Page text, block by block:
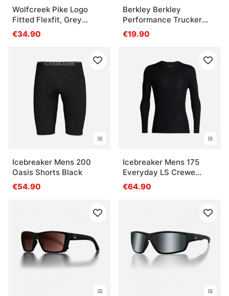
Wolfcreek Pike Logo
Fitted Flexfit, Grey
Heater
€34.90
Berkley Berkley
Performance Trucker
Cap - Charcoal/Black
€19.90
Icebreaker Mens 200
Oasis Shorts Black
€54.90
Icebreaker Mens 175
Everyday LS Crewe
Black
€64.90